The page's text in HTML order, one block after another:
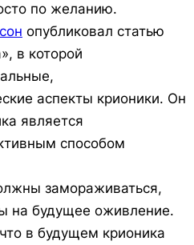
по желанию.
опубликовал статью
в которой
аспекты крионики. Он
является
способом
замораживаться,
на будущее оживление.
в будущем крионика